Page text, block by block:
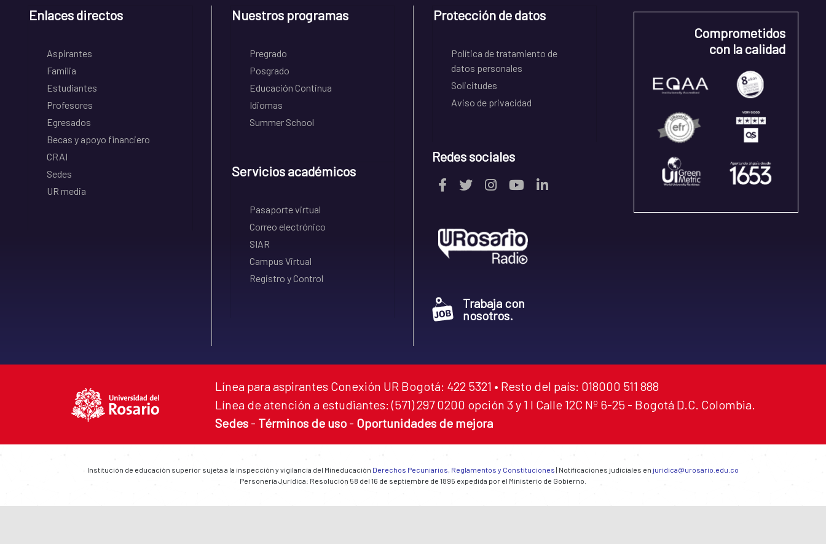
Enlaces directos
Aspirantes
Familia
Estudiantes
Profesores
Egresados
Becas y apoyo financiero
CRAI
Sedes
UR media
Nuestros programas
Pregrado
Posgrado
Educación Continua
Idiomas
Summer School
Servicios académicos
Pasaporte virtual
Correo electrónico
SIAR
Campus Virtual
Registro y Control
Protección de datos
Política de tratamiento de
datos personales
Solicitudes
Aviso de privacidad
Redes sociales
Trabaja con
nosotros.
Comprometidos
con la calidad
Línea para aspirantes Conexión UR Bogotá: 422 5321 • Resto del país: 018000 511 888
Línea de atención a estudiantes: (571) 297 0200 opción 3 y 1 I Calle 12C Nº 6-25 - Bogotá D.C. Colombia.
Sedes - Términos de uso - Oportunidades de mejora
Institución de educación superior sujeta a la inspección y vigilancia del Mineducación Derechos Pecuniarios, Reglamentos y Constituciones | Notificaciones judiciales en juridica@urosario.edu.co
Personería Jurídica: Resolución 58 del 16 de septiembre de 1895 expedida por el Ministerio de Gobierno.